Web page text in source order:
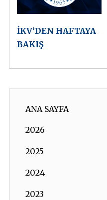
İKV’DEN HAFTAYA
BAKIŞ
ANA SAYFA
2026
2025
2024
2023